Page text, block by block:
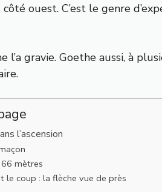
ouest. C’est le genre
gravie. Goethe aussi, à
l’ascension
mètres
le coup : la flèche vue de près